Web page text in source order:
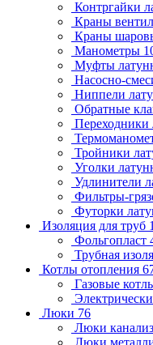
Контргайки
Краны
Краны
Манометры
Муфты
Насосно-
Ниппели
Обратные
Переходники
Тройники
Уголки
Удлинители
Фильтры-
Футорки
Изоляция для труб
Фольгопласт
Трубная
Котлы отопления
Газовые
Люки 76
Люки
Люки